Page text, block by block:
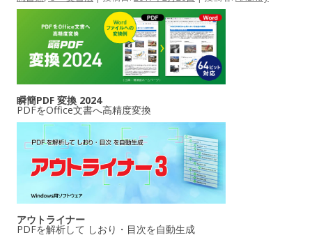
瞬簡PDF 変換 2024
PDFをOffice文書へ高精度変換
アウトライナー
PDFを解析して しおり・目次を自動生成